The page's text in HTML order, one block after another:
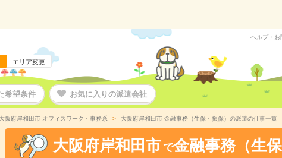
エリア変更
ヘルプ・お
希望条件 お気に入りの派遣会社
大阪府岸和田市 オフィスワーク・事務系 大阪府岸和田市 金融事務（生保・損保）の派遣の仕事一覧
大阪府岸和田市 で金融事務（生保